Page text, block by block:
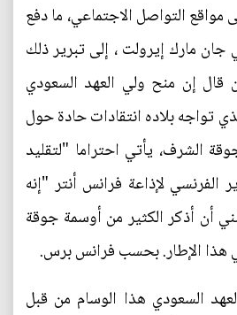
مواقع التواصل الاجتماعي، ما دفع
جان مارك إيرولت ، إلى تبرير ذلك
قال إن منح ولي العهد السعودي
تواجه بلاده انتقادات حادة حول
الشرف، يأتي احتراما "لتقليد
الفرنسي لإذاعة فرانس أنتر "إنه
أن أذكر الكثير من أوسمة جوقة
الإطار. بحسب فرانس برس.
السعودي هذا الوسام من قبل